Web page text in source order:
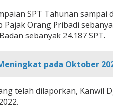
SPT Tahunan sampai
Orang Pribadi
sebanyak 24.187 SPT.
pada Oktober
telah dilaporkan, Kanwil